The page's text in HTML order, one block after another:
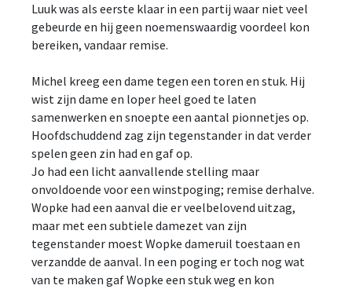
Luuk was als eerste klaar in een partij waar niet veel
gebeurde en hij geen noemenswaardig voordeel kon
bereiken, vandaar remise.
Michel kreeg een dame tegen een toren en stuk. Hij
wist zijn dame en loper heel goed te laten
samenwerken en snoepte een aantal pionnetjes op.
Hoofdschuddend zag zijn tegenstander in dat verder
spelen geen zin had en gaf op.
Jo had een licht aanvallende stelling maar
onvoldoende voor een winstpoging; remise derhalve.
Wopke had een aanval die er veelbelovend uitzag,
maar met een subtiele damezet van zijn
tegenstander moest Wopke dameruil toestaan en
verzandde de aanval. In een poging er toch nog wat
van te maken gaf Wopke een stuk weg en kon